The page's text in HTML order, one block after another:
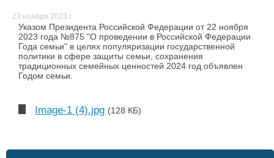
23 ноября 2023 г.
Указом Президента Российской Федерации от 22 ноября
2023 года №875 "О проведении в Российской Федерации
Года семьи" в целях популяризации государственной
политики в сфере защиты семьи, сохранения
традиционных семейных ценностей 2024 год объявлен
Годом семьи.
Image-1 (4).jpg (128 КБ)